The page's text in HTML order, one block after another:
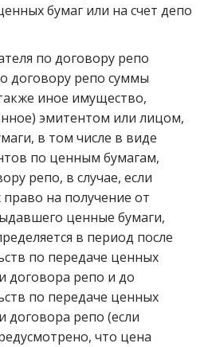
бумаг или на счет депо
по договору репо
договору репо суммы
иное имущество,
эмитентом или лицом,
в том числе в виде
по ценным бумагам,
репо, в случае, если
на получение от
ценные бумаги,
в период после
по передаче ценных
договора репо и до
по передаче ценных
договора репо (если
что цена